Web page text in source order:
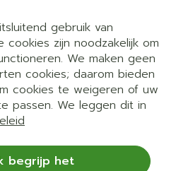
gebruik van
cookies zijn noodzakelijk om
We maken geen
cookies; daarom bieden
cookies te weigeren of uw
passen. We leggen dit in
begrijp het